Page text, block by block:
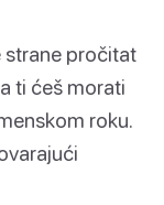
strane pročitat
ti ćeš morati
roku.